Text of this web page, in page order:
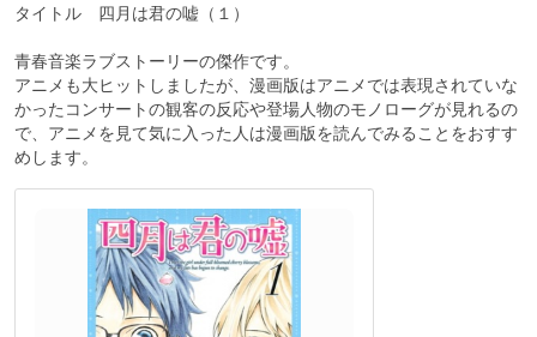
タイトル 四月は君の嘘（１）
青春音楽ラブストーリーの傑作です。
アニメも大ヒットしましたが、漫画版はアニメでは表現されていな
かったコンサートの観客の反応や登場人物のモノローグが見れるの
で、アニメを見て気に入った人は漫画版を読んでみることをおすす
めします。